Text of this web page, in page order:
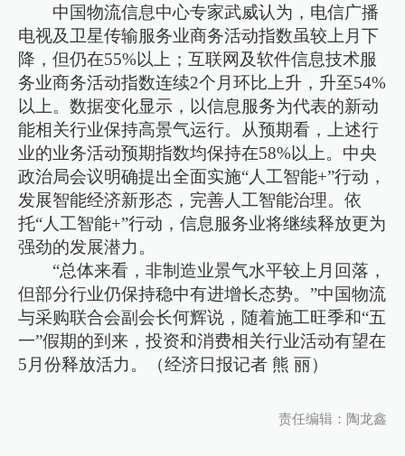
中国物流信息中心专家武威认为，电信广播
电视及卫星传输服务业商务活动指数虽较上月下
降，但仍在55%以上；互联网及软件信息技术服
务业商务活动指数连续2个月环比上升，升至54%
以上。数据变化显示，以信息服务为代表的新动
能相关行业保持高景气运行。从预期看，上述行
业的业务活动预期指数均保持在58%以上。中央
政治局会议明确提出全面实施“人工智能+”行动，
发展智能经济新形态，完善人工智能治理。依
托“人工智能+”行动，信息服务业将继续释放更为
强劲的发展潜力。
“总体来看，非制造业景气水平较上月回落，
但部分行业仍保持稳中有进增长态势。”中国物流
与采购联合会副会长何辉说，随着施工旺季和“五
一”假期的到来，投资和消费相关行业活动有望在
5月份释放活力。（经济日报记者 熊 丽）
责任编辑：陶龙鑫